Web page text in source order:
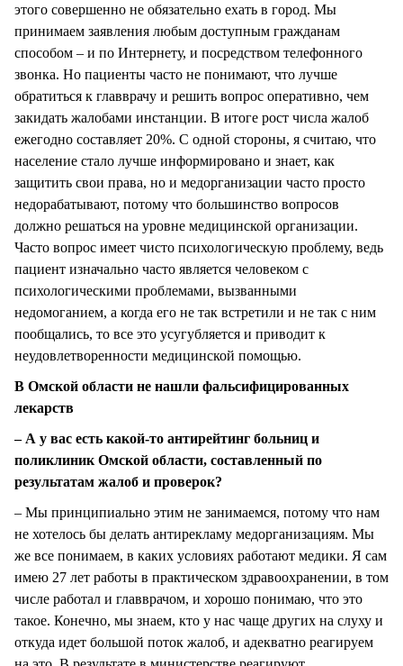
этого совершенно не обязательно ехать в город. Мы
принимаем заявления любым доступным гражданам
способом – и по Интернету, и посредством телефонного
звонка. Но пациенты часто не понимают, что лучше
обратиться к главврачу и решить вопрос оперативно, чем
закидать жалобами инстанции. В итоге рост числа жалоб
ежегодно составляет 20%. С одной стороны, я считаю, что
население стало лучше информировано и знает, как
защитить свои права, но и медорганизации часто просто
недорабатывают, потому что большинство вопросов
должно решаться на уровне медицинской организации.
Часто вопрос имеет чисто психологическую проблему, ведь
пациент изначально часто является человеком с
психологическими проблемами, вызванными
недомоганием, а когда его не так встретили и не так с ним
пообщались, то все это усугубляется и приводит к
неудовлетворенности медицинской помощью.
В Омской области не нашли фальсифицированных
лекарств
– А у вас есть какой-то антирейтинг больниц и
поликлиник Омской области, составленный по
результатам жалоб и проверок?
– Мы принципиально этим не занимаемся, потому что нам
не хотелось бы делать антирекламу медорганизациям. Мы
же все понимаем, в каких условиях работают медики. Я сам
имею 27 лет работы в практическом здравоохранении, в том
числе работал и главврачом, и хорошо понимаю, что это
такое. Конечно, мы знаем, кто у нас чаще других на слуху и
откуда идет большой поток жалоб, и адекватно реагируем